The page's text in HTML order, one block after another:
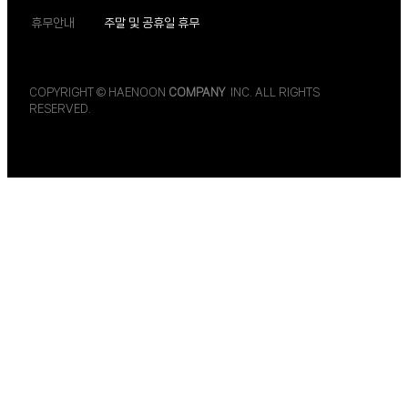
휴무안내 주말 및 공휴일 휴무
COPYRIGHT © HAENOON COMPANYINC. ALL RIGHTS
RESERVED.